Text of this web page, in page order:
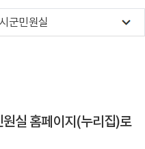
시군민원실
실 홈페이지(누리집)로